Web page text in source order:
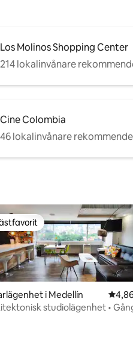
Los Molinos Shopping Center
214 lokalinvånare
Cine Colombia
46 lokalinvånare
i Medellín 4,86
studiolägenhet •